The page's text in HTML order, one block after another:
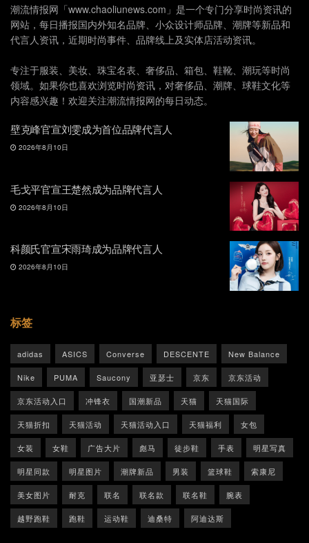
潮流情报网「www.chaoliunews.com」是一个专门分享时尚资讯的
网站，每日播报国内外知名品牌、小众设计师品牌、潮牌等新品和
代言人资讯，近期时尚事件、品牌线上及实体店活动资讯。
专注于服装、美妆、珠宝名表、奢侈品、箱包、鞋靴、潮玩等时尚
领域。如果你也喜欢浏览时尚资讯，对奢侈品、潮牌、球鞋文化等
内容感兴趣！欢迎关注潮流情报网的每日动态。
壁克峰官宣刘雯成为首位品牌代言人
2026年8月10日
毛戈平官宣王楚然成为品牌代言人
2026年8月10日
科颜氏官宣宋雨琦成为品牌代言人
2026年8月10日
标签
adidas ASICS Converse DESCENTE New Balance
Nike PUMA Saucony 亚瑟士 京东 京东活动
京东活动入口 冲锋衣 国潮新品 天猫 天猫国际
天猫折扣 天猫活动 天猫活动入口 天猫福利 女包
女装 女鞋 广告大片 彪马 徒步鞋 手表 明星写真
明星同款 明星图片 潮牌新品 男装 篮球鞋 索康尼
美女图片 耐克 联名 联名款 联名鞋 腕表
越野跑鞋 跑鞋 运动鞋 迪桑特 阿迪达斯